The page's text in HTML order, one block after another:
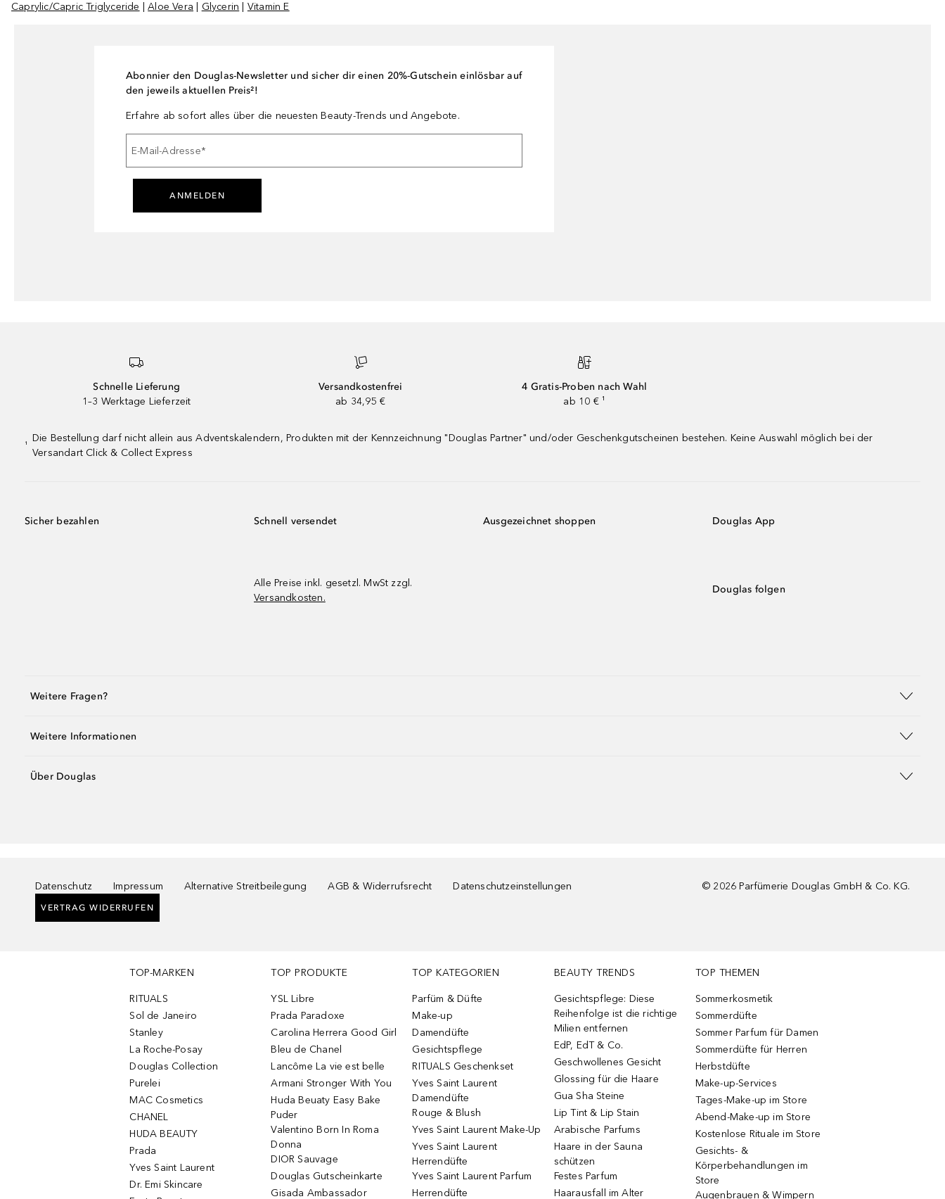
Caprylic/Capric Triglyceride |Aloe Vera Glycerin Vitamin E
Abonnier den Douglas-Newsletter und sicher dir einen 20%-Gutschein einlösbar auf
den jeweils aktuellen Preis²!
Erfahre ab sofort alles über die neuesten Beauty-Trends und Angebote.
E-Mail-Adresse*
ANMELDEN
Schnelle Lieferung
1–3 Werktage Lieferzeit
Versandkostenfrei
ab 34,95 €
4 Gratis-Proben nach Wahl
ab 10 € ¹
¹
Die Bestellung darf nicht allein aus Adventskalendern, Produkten mit der Kennzeichnung "Douglas Partner" und/oder Geschenkgutscheinen bestehen. Keine Auswahl möglich bei der
Versandart Click & Collect Express
Sicher bezahlen Schnell versendet
Alle Preise inkl. gesetzl. MwSt zzgl.
Versandkosten.
Ausgezeichnet shoppen Douglas App
Douglas folgen
Weitere Fragen?
Weitere Informationen
Über Douglas
Datenschutz Impressum Alternative Streitbeilegung AGB & Widerrufsrecht Datenschutzeinstellungen
VERTRAG WIDERRUFEN
© 2026 Parfümerie Douglas GmbH & Co. KG.
TOP-MARKEN
RITUALS
Sol de Janeiro
Stanley
La Roche-Posay
Douglas Collection
Purelei
MAC Cosmetics
CHANEL
HUDA BEAUTY
Prada
Yves Saint Laurent
Dr. Emi Skincare
TOP PRODUKTE
YSL Libre
Prada Paradoxe
Carolina Herrera Good Girl
Bleu de Chanel
Lancôme La vie est belle
Armani Stronger With You
Huda Beuaty Easy Bake
Puder
Valentino Born In Roma
Donna
DIOR Sauvage
Douglas Gutscheinkarte
Gisada Ambassador
TOP KATEGORIEN
Parfüm & Düfte
Make-up
Damendüfte
Gesichtspflege
RITUALS Geschenkset
Yves Saint Laurent
Damendüfte
Rouge & Blush
Yves Saint Laurent Make-Up
Yves Saint Laurent
Herrendüfte
Yves Saint Laurent Parfum
Herrendüfte
BEAUTY TRENDS
Gesichtspflege: Diese
Reihenfolge ist die richtige
Milien entfernen
EdP, EdT & Co.
Geschwollenes Gesicht
Glossing für die Haare
Gua Sha Steine
Lip Tint & Lip Stain
Arabische Parfums
Haare in der Sauna
schützen
Festes Parfum
Haarausfall im Alter
TOP THEMEN
Sommerkosmetik
Sommerdüfte
Sommer Parfum für Damen
Sommerdüfte für Herren
Herbstdüfte
Make-up-Services
Tages-Make-up im Store
Abend-Make-up im Store
Kostenlose Rituale im Store
Gesichts- &
Körperbehandlungen im
Store
Augenbrauen & Wimpern